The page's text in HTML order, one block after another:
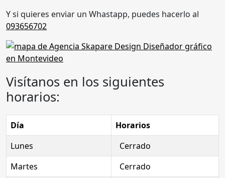
Y si quieres enviar un Whastapp, puedes hacerlo al
093656702
Visítanos en los siguientes
horarios:
Día
Horarios
Lunes
Cerrado
Martes
Cerrado